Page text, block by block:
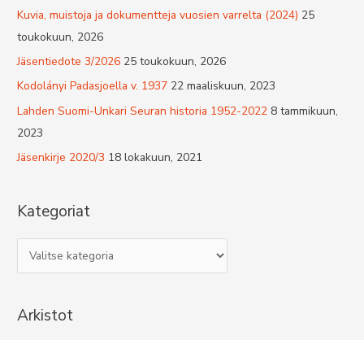
Kuvia, muistoja ja dokumentteja vuosien varrelta (2024) 25
toukokuun, 2026
Jäsentiedote 3/2026 25 toukokuun, 2026
Kodolányi Padasjoella v. 1937 22 maaliskuun, 2023
Lahden Suomi-Unkari Seuran historia 1952-2022 8 tammikuun,
2023
Jäsenkirje 2020/3 18 lokakuun, 2021
Kategoriat
a
e
Arkistot